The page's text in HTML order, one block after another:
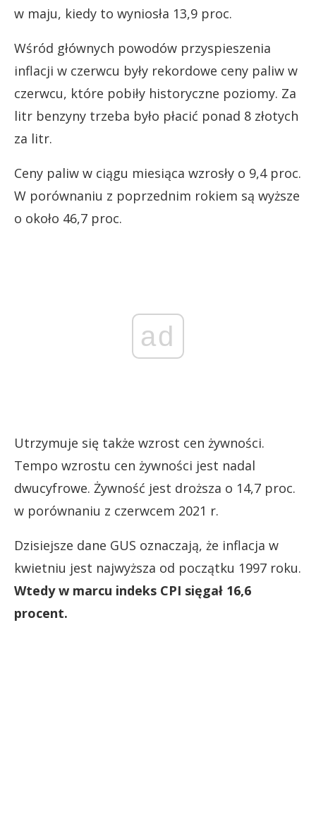
w maju, kiedy to wyniosła 13,9 proc.
Wśród głównych powodów przyspieszenia
inflacji w czerwcu były rekordowe ceny paliw w
czerwcu, które pobiły historyczne poziomy. Za
litr benzyny trzeba było płacić ponad 8 złotych
za litr.
Ceny paliw w ciągu miesiąca wzrosły o 9,4 proc.
W porównaniu z poprzednim rokiem są wyższe
o około 46,7 proc.
ad
Utrzymuje się także wzrost cen żywności.
Tempo wzrostu cen żywności jest nadal
dwucyfrowe. Żywność jest droższa o 14,7 proc.
w porównaniu z czerwcem 2021 r.
Dzisiejsze dane GUS oznaczają, że inflacja w
kwietniu jest najwyższa od początku 1997 roku.
Wtedy w marcu indeks CPI sięgał 16,6
procent.